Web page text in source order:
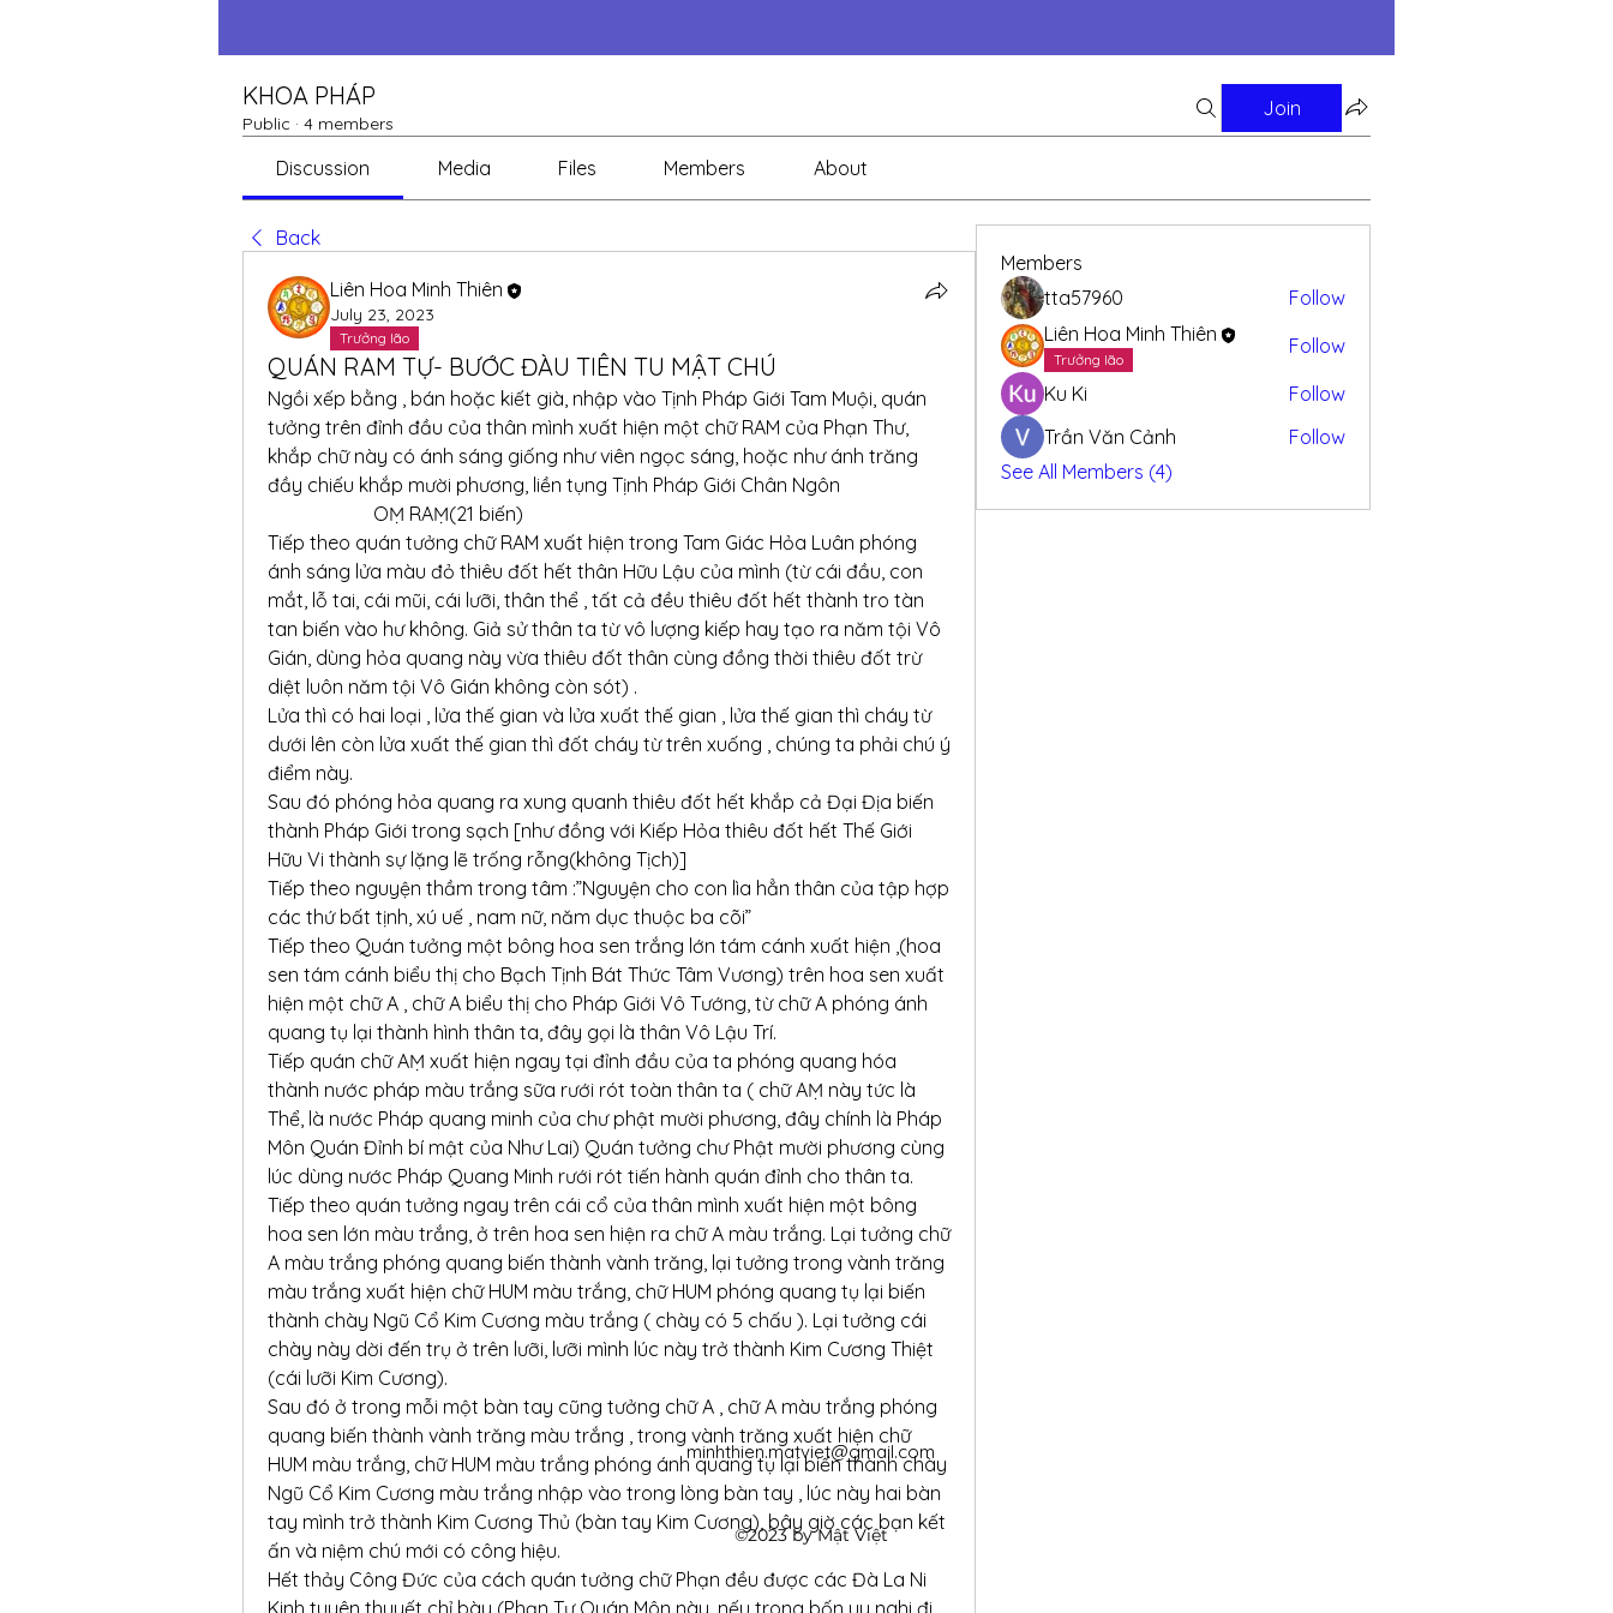
KHOA PHÁP
Public · 4 members
Join
Discussion Media Files Members About
Back
Liên Hoa Minh Thiên
July 23, 2023
Trưởng lão
QUÁN RAM TỰ- BƯỚC ĐÀU TIÊN TU MẬT CHÚ
Ngồi xếp bằng , bán hoặc kiết già, nhập vào Tịnh Pháp Giới Tam Muội, quán
tưởng trên đỉnh đầu của thân mình xuất hiện một chữ RAM của Phạn Thư,
khắp chữ này có ánh sáng giống như viên ngọc sáng, hoặc như ánh trăng
đầy chiếu khắp mười phương, liền tụng Tịnh Pháp Giới Chân Ngôn
OṂ RAṂ(21 biến)
Tiếp theo quán tưởng chữ RAM xuất hiện trong Tam Giác Hỏa Luân phóng
ánh sáng lửa màu đỏ thiêu đốt hết thân Hữu Lậu của mình (từ cái đầu, con
mắt, lỗ tai, cái mũi, cái lưỡi, thân thể , tất cả đều thiêu đốt hết thành tro tàn
tan biến vào hư không. Giả sử thân ta từ vô lượng kiếp hay tạo ra năm tội Vô
Gián, dùng hỏa quang này vừa thiêu đốt thân cùng đồng thời thiêu đốt trừ
diệt luôn năm tội Vô Gián không còn sót) .
Lửa thì có hai loại , lửa thế gian và lửa xuất thế gian , lửa thế gian thì cháy từ
dưới lên còn lửa xuất thế gian thì đốt cháy từ trên xuống , chúng ta phải chú ý
điểm này.
Sau đó phóng hỏa quang ra xung quanh thiêu đốt hết khắp cả Đại Địa biến
thành Pháp Giới trong sạch [như đồng với Kiếp Hỏa thiêu đốt hết Thế Giới
Hữu Vi thành sự lặng lẽ trống rỗng(không Tịch)]
Tiếp theo nguyện thầm trong tâm :”Nguyện cho con lìa hẳn thân của tập hợp
các thứ bất tịnh, xú uế , nam nữ, năm dục thuộc ba cõi”
Tiếp theo Quán tưởng một bông hoa sen trắng lớn tám cánh xuất hiện ,(hoa
sen tám cánh biểu thị cho Bạch Tịnh Bát Thức Tâm Vương) trên hoa sen xuất
hiện một chữ A , chữ A biểu thị cho Pháp Giới Vô Tướng, từ chữ A phóng ánh
quang tụ lại thành hình thân ta, đây gọi là thân Vô Lậu Trí.
Tiếp quán chữ AṂ xuất hiện ngay tại đỉnh đầu của ta phóng quang hóa
thành nước pháp màu trắng sữa rưới rót toàn thân ta ( chữ AṂ này tức là
Thể, là nước Pháp quang minh của chư phật mười phương, đây chính là Pháp
Môn Quán Đỉnh bí mật của Như Lai) Quán tưởng chư Phật mười phương cùng
lúc dùng nước Pháp Quang Minh rưới rót tiến hành quán đỉnh cho thân ta.
Tiếp theo quán tưởng ngay trên cái cổ của thân mình xuất hiện một bông
hoa sen lớn màu trắng, ở trên hoa sen hiện ra chữ A màu trắng. Lại tưởng chữ
A màu trắng phóng quang biến thành vành trăng, lại tưởng trong vành trăng
màu trắng xuất hiện chữ HUM màu trắng, chữ HUM phóng quang tụ lại biến
thành chày Ngũ Cổ Kim Cương màu trắng ( chày có 5 chấu ). Lại tưởng cái
chày này dời đến trụ ở trên lưỡi, lưỡi mình lúc này trở thành Kim Cương Thiệt
(cái lưỡi Kim Cương).
Sau đó ở trong mỗi một bàn tay cũng tưởng chữ A , chữ A màu trắng phóng
quang biến thành vành trăng màu trắng , trong vành trăng xuất hiện chữ
HUM màu trắng, chữ HUM màu trắng phóng ánh quang tụ lại biến thành chày
Ngũ Cổ Kim Cương màu trắng nhập vào trong lòng bàn tay , lúc này hai bàn
tay mình trở thành Kim Cương Thủ (bàn tay Kim Cương), bây giờ các bạn kết
ấn và niệm chú mới có công hiệu.
Hết thảy Công Đức của cách quán tưởng chữ Phạn đều được các Đà La Ni
Kinh tuyên thuyết chỉ bày (Phạn Tự Quán Môn này, nếu trong bốn uy nghi đi
Members
tta57960
Follow
Liên Hoa Minh Thiên
Trưởng lão
Follow
Ku Ki
Follow
Trần Văn Cảnh
Follow
See All Members (4)
minhthien.matviet@gmail.com
©2023 by Mật Việt